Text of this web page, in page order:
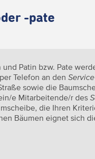
-pate
Patin bzw. Pate
Telefon an den
sowie die
e Mitarbeitende/r des
die Ihren
Bäumen eignet sich